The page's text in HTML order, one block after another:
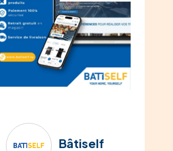
Bâtiself